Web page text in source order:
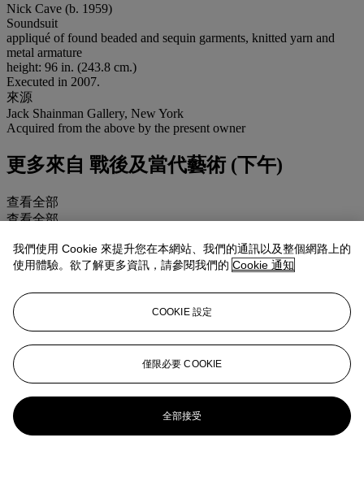
Nick Cave (b. 1959)
Soundsuit
appliqué of found beaded and sequin garments, knitted yarn and
metal armature
height: 96 in. (243.8 cm.)
Executed in 2007.
來源
Jack Shainman Gallery, New York
Acquired from the above by the present owner
更多來自 戰後及當代藝術 (下午)
查看全部
查看全部
我們使用 Cookie 來提升您在本網站、我們的通訊以及整個網路上的
使用體驗。欲了解更多資訊，請參閱我們的 Cookie 通知
COOKIE 設定
僅限必要 COOKIE
全部接受